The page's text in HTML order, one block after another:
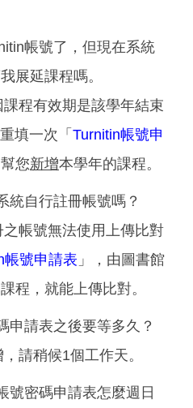
帳號了，但現在系統
展延課程嗎。
程有效期是該學年結束
填一次「 Turnitin帳號申
您新增本學年的課程。
統自行註冊帳號嗎？
帳號無法使用上傳比對
帳號申請表 」，由圖書館
程，就能上傳比對。
申請表之後要等多久？
請稍候1個工作天。
號密碼申請表怎麼週日